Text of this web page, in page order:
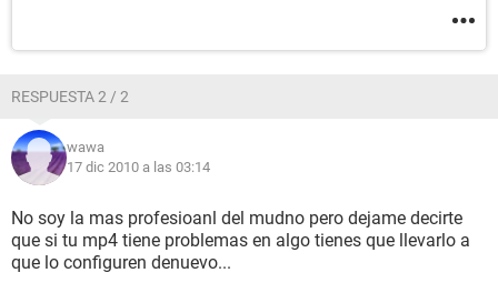
RESPUESTA 2 / 2
wawa
17 dic 2010 a las 03:14
No soy la mas profesioanl del mudno pero dejame decirte
que si tu mp4 tiene problemas en algo tienes que llevarlo a
que lo configuren denuevo...